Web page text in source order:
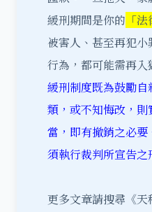
緩刑期間是你的 「
被害人、甚至再犯
行為，都可能需再入
緩刑制度既為鼓勵
類，或不知悔改，
當，即有撤銷之必
須執行裁判所宣告之
更多文章請搜尋《天